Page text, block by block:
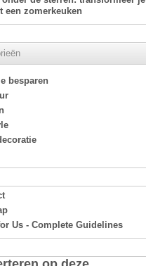
een zomerkeuken
besparen
Us - Complete Guidelines